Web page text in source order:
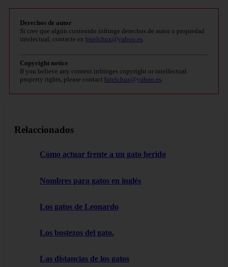
Derechos de autor
Si cree que algún contenido infringe derechos de autor o propiedad
intelectual, contacte en bitelchux@yahoo.es
Copyright notice
If you believe any content infringes copyright or intellectual
property rights, please contact bitelchux@yahoo.es
Relaccionados
Cómo actuar frente a un gato herido
Nombres para gatos en inglés
Los gatos de Leonardo
Los bostezos del gato.
Las distancias de los gatos